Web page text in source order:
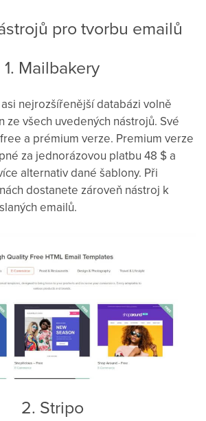
pro tvorbu emailů
1. Mailbakery
nejrozšířenější databázi volně
ze všech uvedených nástrojů. Své
a prémium verze. Premium verze
za jednorázovou platbu 48 $ a
alternativ dané šablony. Při
dostanete zároveň nástroj k
emailů.
2. Stripo